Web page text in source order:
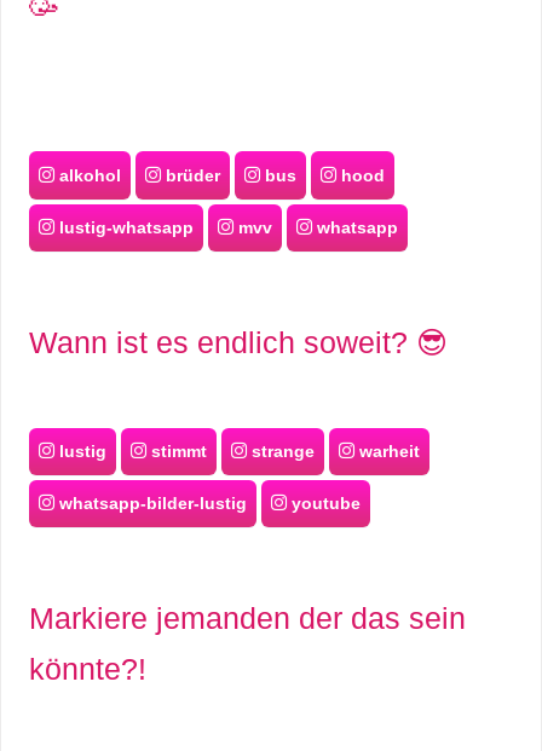
alkohol brüder bus hood
lustig-whatsapp mvv whatsapp
Wann ist es endlich soweit? 😎
lustig stimmt strange warheit
whatsapp-bilder-lustig youtube
Markiere jemanden der das sein
könnte?!